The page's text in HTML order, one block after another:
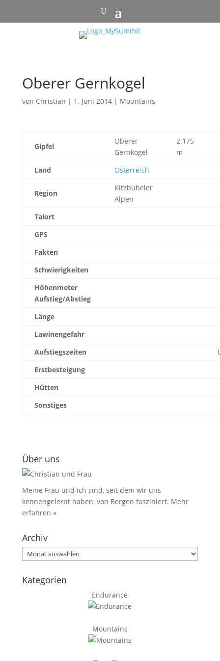
Oberer Gernkogel
von Christian | 1. Juni 2014| Mountains
Gipfel
Oberer
Gernkogel
2.175
m
Land
Österreich
Region
Kitzbüheler
Alpen
Talort
GPS
Fakten
Schwierigkeiten
Höhenmeter
Aufstieg/Abstieg
Länge
Lawinengefahr
Aufstiegszeiten
Erstbesteigung
Hütten
Sonstiges
Über uns
Meine Frau und ich sind, seit dem wir uns
kennengelernt haben, von Bergen fasziniert. Mehr
erfahren »
Archiv
Archiv
Kategorien
Endurance
Mountains